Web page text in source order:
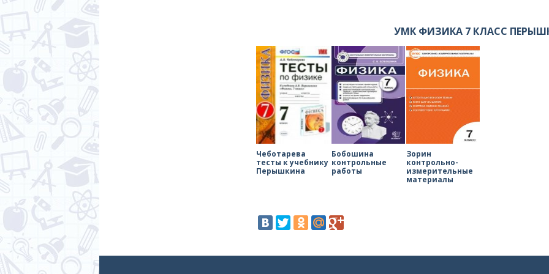
УМК ФИЗИКА 7 КЛАСС
Чеботарева
тесты к учебнику
Перышкина
Бобошина
контрольные
работы
Зорин
контрольно-
измерительные
материалы